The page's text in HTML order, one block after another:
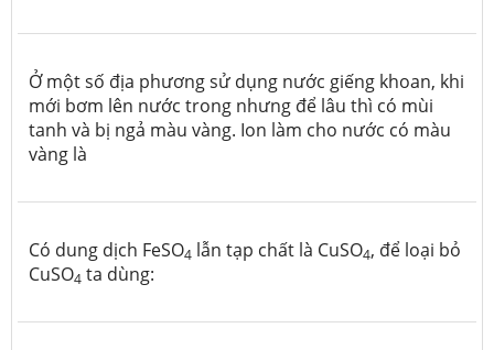
Ở một số địa phương sử dụng nước giếng khoan, khi
mới bơm lên nước trong nhưng để lâu thì có mùi
tanh và bị ngả màu vàng. Ion làm cho nước có màu
vàng là
Có dung dịch FeSO4 lẫn tạp chất là CuSO4, để loại bỏ
CuSO4 ta dùng: